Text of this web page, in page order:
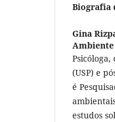
Biografia
Gina
Ambiente
(USP) e
é
estudos